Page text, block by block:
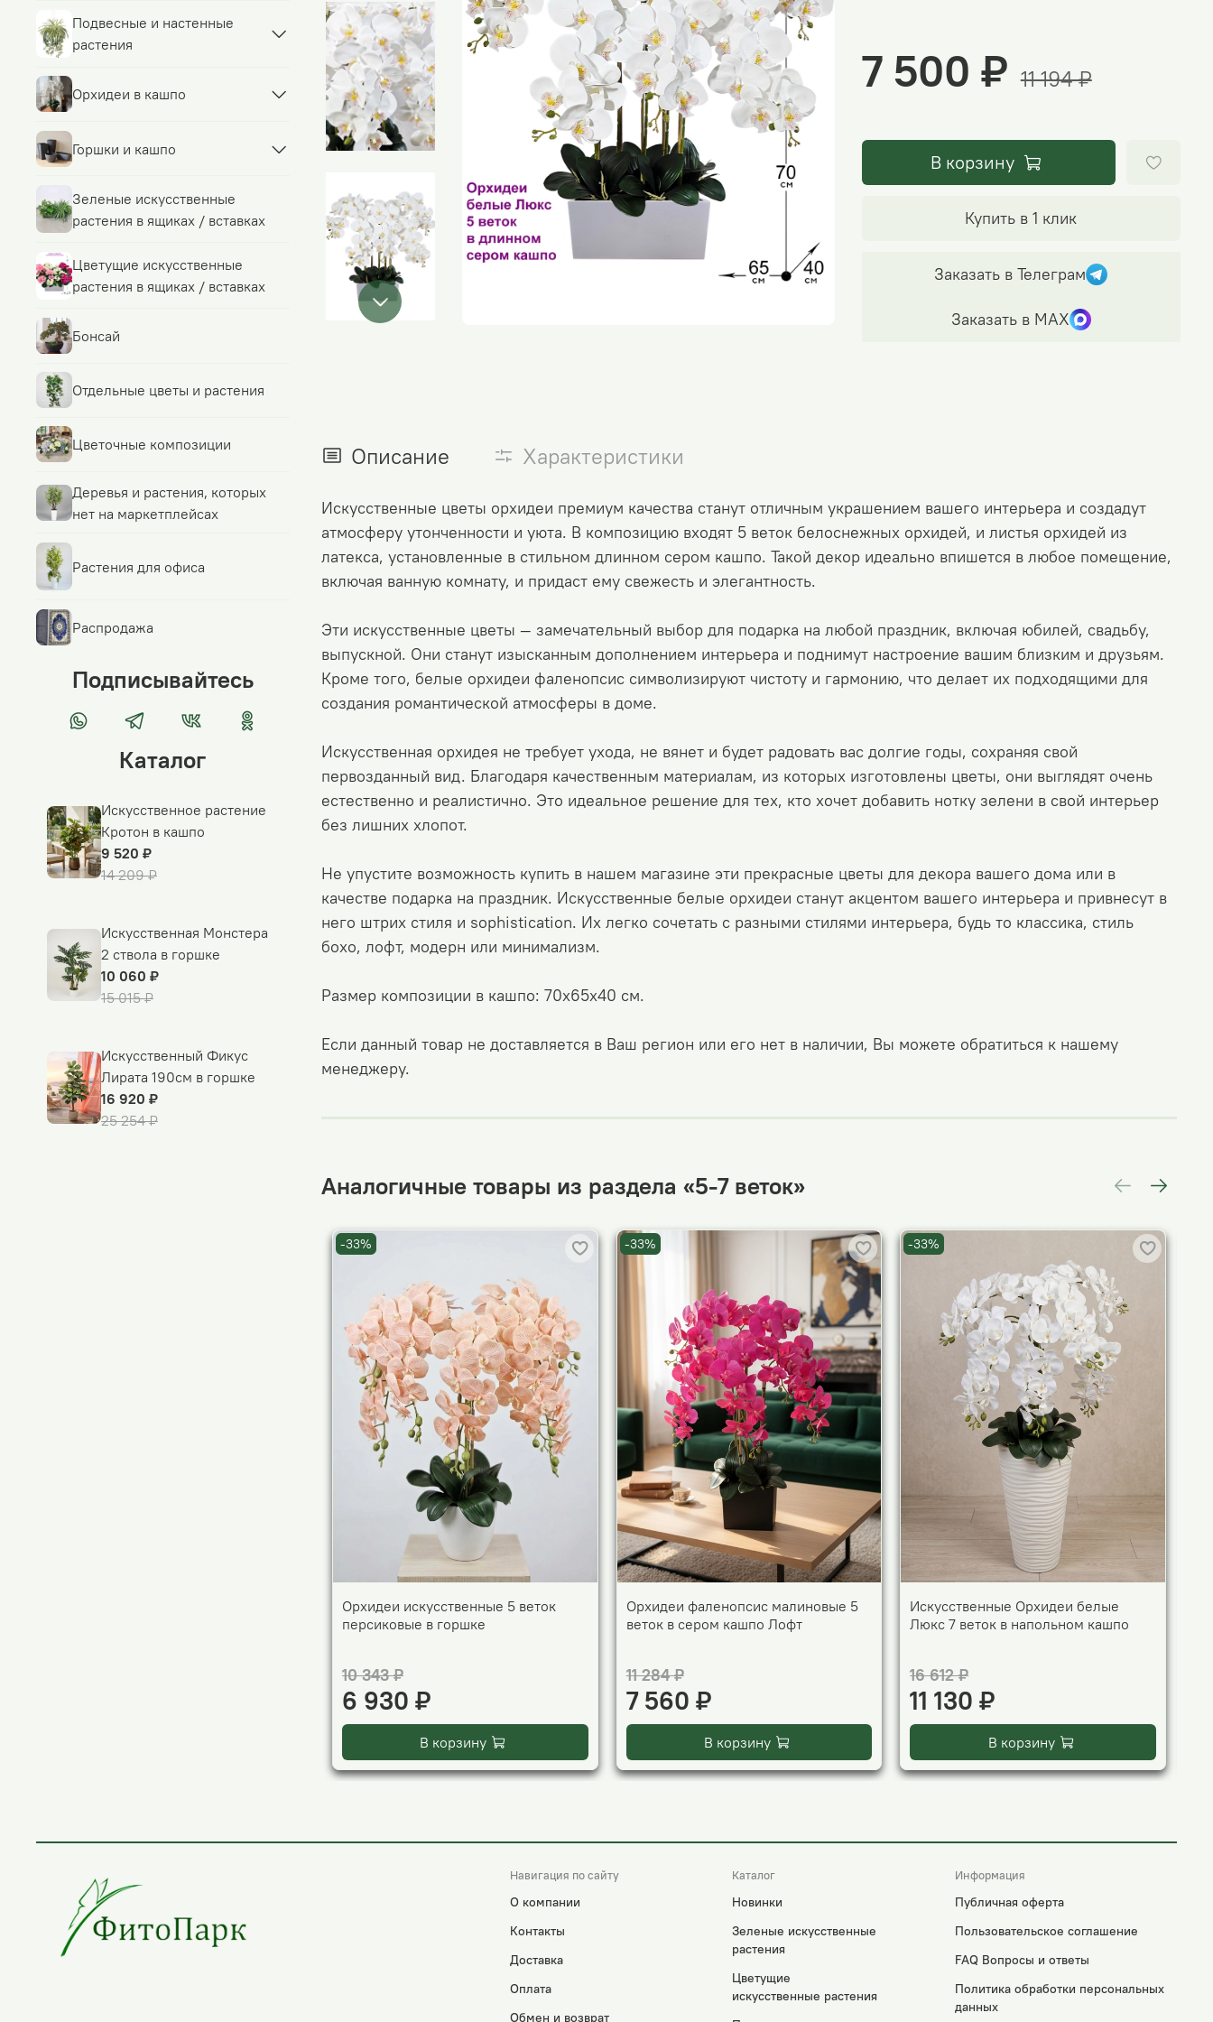
7 500 ₽ 11 194 ₽
В корзину
Купить в 1 клик
Заказать в Телеграм
Заказать в МАХ
Описание Характеристики
Искусственные цветы орхидеи премиум качества станут отличным украшением вашего интерьера и создадут
атмосферу утонченности и уюта. В композицию входят 5 веток белоснежных орхидей, и листья орхидей из
латекса, установленные в стильном длинном сером кашпо. Такой декор идеально впишется в любое помещение,
включая ванную комнату, и придаст ему свежесть и элегантность.
Эти искусственные цветы — замечательный выбор для подарка на любой праздник, включая юбилей, свадьбу,
выпускной. Они станут изысканным дополнением интерьера и поднимут настроение вашим близким и друзьям.
Кроме того, белые орхидеи фаленопсис символизируют чистоту и гармонию, что делает их подходящими для
создания романтической атмосферы в доме.
Искусственная орхидея не требует ухода, не вянет и будет радовать вас долгие годы, сохраняя свой
первозданный вид. Благодаря качественным материалам, из которых изготовлены цветы, они выглядят очень
естественно и реалистично. Это идеальное решение для тех, кто хочет добавить нотку зелени в свой интерьер
без лишних хлопот.
Не упустите возможность купить в нашем магазине эти прекрасные цветы для декора вашего дома или в
качестве подарка на праздник. Искусственные белые орхидеи станут акцентом вашего интерьера и привнесут в
него штрих стиля и sophistication. Их легко сочетать с разными стилями интерьера, будь то классика, стиль
бохо, лофт, модерн или минимализм.
Размер композиции в кашпо: 70х65х40 см.
Если данный товар не доставляется в Ваш регион или его нет в наличии, Вы можете обратиться к нашему
менеджеру.
Аналогичные товары из раздела «5-7 веток»
-33%
Орхидеи искусственные 5 веток
персиковые в горшке
10 343 ₽
6 930 ₽
В корзину
-33%
Орхидеи фаленопсис малиновые 5
веток в сером кашпо Лофт
11 284 ₽
7 560 ₽
В корзину
-33%
Искусственные Орхидеи белые
Люкс 7 веток в напольном кашпо
16 612 ₽
11 130 ₽
В корзину
Подвесные и настенные
растения
Орхидеи в кашпо
Горшки и кашпо
Зеленые искусственные
растения в ящиках / вставках
Цветущие искусственные
растения в ящиках / вставках
Бонсай
Отдельные цветы и растения
Цветочные композиции
Деревья и растения, которых
нет на маркетплейсах
Растения для офиса
Распродажа
Подписывайтесь
Каталог
Искусственное растение
Кротон в кашпо
9 520 ₽
14 209 ₽
Искусственная Монстера
2 ствола в горшке
10 060 ₽
15 015 ₽
Искусственный Фикус
Лирата 190см в горшке
16 920 ₽
25 254 ₽
Навигация по сайту
О компании
Контакты
Доставка
Оплата
Обмен и возврат
Каталог
Новинки
Зеленые искусственные
растения
Цветущие
искусственные растения
Информация
Публичная оферта
Пользовательское соглашение
FAQ Вопросы и ответы
Политика обработки персональных
данных